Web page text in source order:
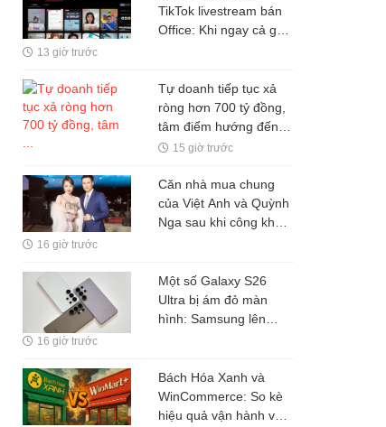
TikTok livestream bán
Office: Khi ngay cả gã
bán hàng
13 giờ trước
Tự doanh tiếp tục xả
ròng hơn 700 tỷ đồng,
tâm điểm hướng đến
GEE15 giờ trước
Căn nhà mua chung
của Việt Anh và Quỳnh
Nga sau khi công khai
16 giờ trước
Một số Galaxy S26
Ultra bị ám đỏ màn
hình: Samsung lên
16 giờ trước
Bách Hóa Xanh và
WinCommerce: So kè
hiệu quả vận hành và